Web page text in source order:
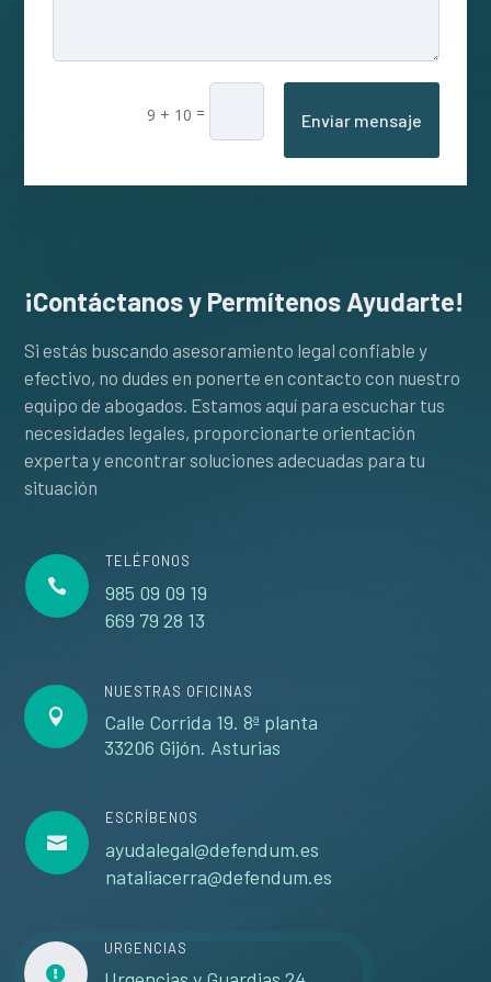
9 + 10 = Enviar mensaje
¡Contáctanos y Permítenos Ayudarte!
Si estás buscando asesoramiento legal confiable y
efectivo, no dudes en ponerte en contacto con nuestro
equipo de abogados. Estamos aquí para escuchar tus
necesidades legales, proporcionarte orientación
experta y encontrar soluciones adecuadas para tu
situación

TELÉFONOS
985 09 09 19
669 79 28 13

NUESTRAS OFICINAS
Calle Corrida 19. 8ª planta
33206 Gijón. Asturias

ESCRÍBENOS
ayudalegal@defendum.es
nataliacerra@defendum.es

URGENCIAS